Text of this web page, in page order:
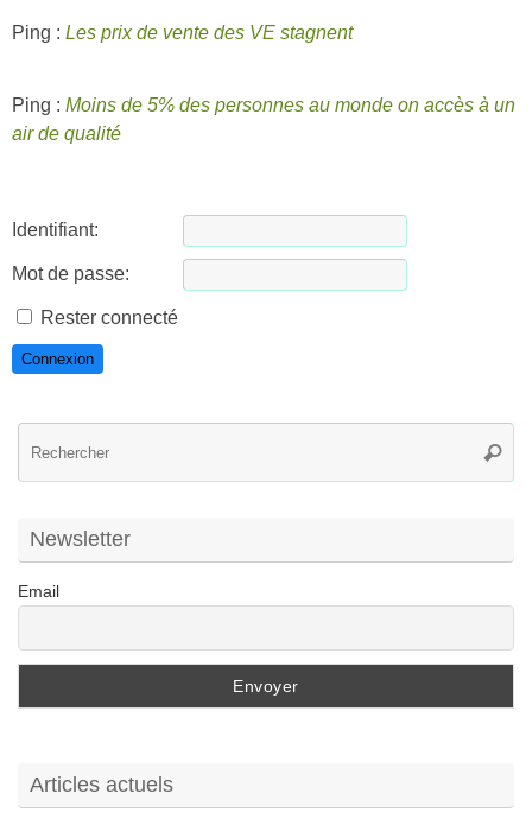
Ping : Les prix de vente des VE stagnent
Ping : Moins de 5% des personnes au monde on accès à un
air de qualité
Identifiant:
Mot de passe:
Rester connecté
Connexion
Newsletter
Email
Articles actuels